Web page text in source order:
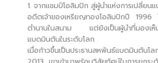
1. จากแชมป์โอลิมปิก สู่ผู้นำแห่งการเปลี่ยน
อดีตเจ้าของเหรียญทองโอลิมปิกปี 1996
ตำนานในสนาม แต่ยังเป็นผู้นำที่มองเห็
แบดมินตันในระดับโลก
เมื่อก้าวขึ้นเป็นประธานสหพันธ์แบดมินตันโ